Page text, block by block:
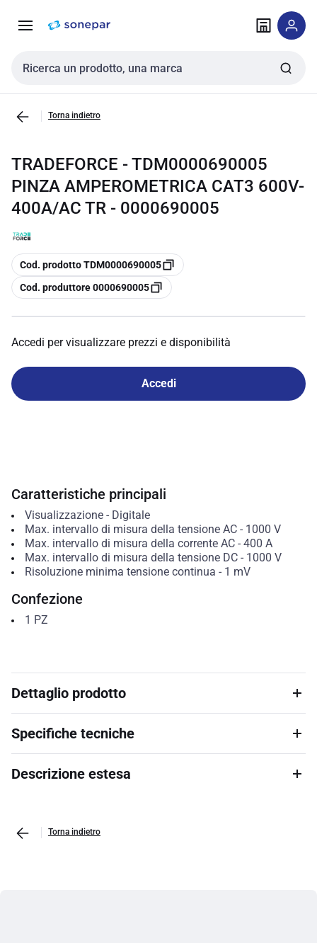
navigazione alla
Cerca input
Torna indietro
TRADEFORCE - TDM0000690005
PINZA AMPEROMETRICA CAT3 600V-
400A/AC TR - 0000690005
copia
Cod. prodotto TDM0000690005
copia
Cod. produttore 0000690005
Accedi per visualizzare prezzi e disponibilità
Accedi
Caratteristiche principali
Visualizzazione- Digitale
Max. intervallo di misura della tensione AC- 1000 V
Max. intervallo di misura della corrente AC- 400 A
Max. intervallo di misura della tensione DC- 1000 V
Risoluzione minima tensione continua - 1 mV
Confezione
1 PZ
Dettaglio prodotto
Specifiche tecniche
Descrizione estesa
Torna indietro